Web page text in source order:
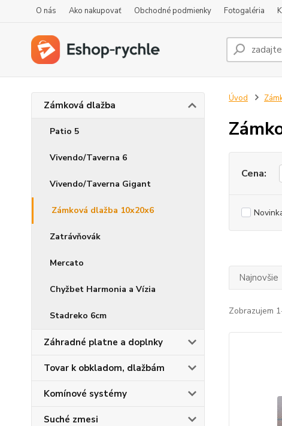
O nás Ako nakupovať Obchodné podmienky Fotogaléria
Zámková dlažba
Patio 5
Vivendo/Taverna 6
Vivendo/Taverna Gigant
Zámková dlažba 10x20x6
Zatrávňovák
Mercato
Chyžbet Harmonia a Vízia
Stadreko 6cm
Záhradné platne a doplnky
Tovar k obkladom, dlažbám
Komínové systémy
Suché zmesi
Úvod
Cena:
Najnovšie
Zobrazujem